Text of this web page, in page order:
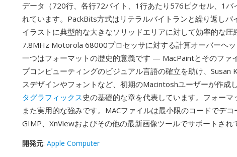
データ（720行、各行72バイト、1行あたり576ピクセル、1バ
れています。PackBits方式はリテラルバイトランと繰り返し
イラストに典型的な大きなソリッドエリアに対して効率的な
7.8MHz Motorola 68000プロセッサに対する計算オーバーヘ
一つはフォーマットの歴史的意義です — MacPaintとそのファ
プコンピューティングのビジュアル言語の確立を助け、Susan
スデザインやフォントなど、初期のMacintoshユーザーが作成
タグラフィックス 史の基礎的な章を代表しています。フォー
また実用的な強みです。MACファイルは最小限のコードでデコ
GIMP、XnViewおよびその他の最新画像ツールでサポートされ
開発元: Apple Computer